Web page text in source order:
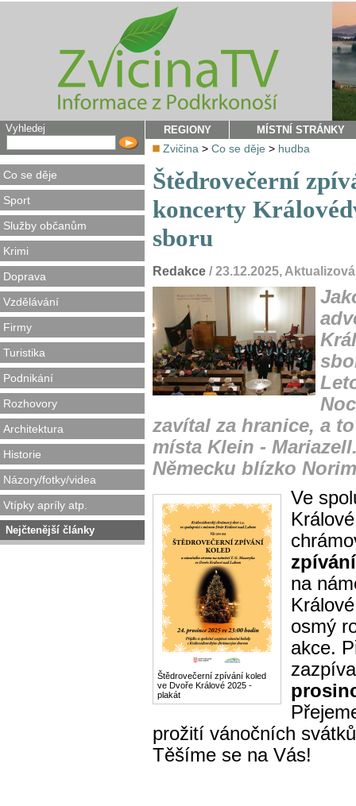
Vyhledej
Co se děje
Sport
Služby občanům
Krimi
Doprava
Vzdělávání
Firmy
Turistika
Podnikání
Rozhovory
Architektura
Historie
Názory/fotky/videa
Vtípky apríly atp.
Nejčtenější články
REGIONY MÍSTNÍ STRÁNKY
Zvičina > Co se děje > hudba
Štědrovečerní
koncerty
sboru
Redakce / 23.12.2025,
zavítal za hranice, a
místa Klein -
Německu blízko
Štědrovečerní zpívání koled
ve Dvoře Králové 2025 -
plakát
Ve
na
osmý
akce.
prožití vánočních
Těšíme se na Vás!